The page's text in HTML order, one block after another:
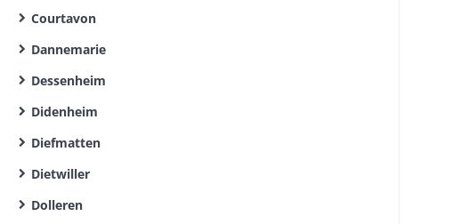
Courtavon
Dannemarie
Dessenheim
Didenheim
Diefmatten
Dietwiller
Dolleren